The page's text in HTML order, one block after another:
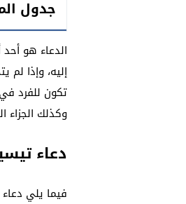
جدول
الدعاء هو
إليه، وإذا لم
تكون للفرد في
وكذلك الجزاء
دعاء
فيما يلي دعاء